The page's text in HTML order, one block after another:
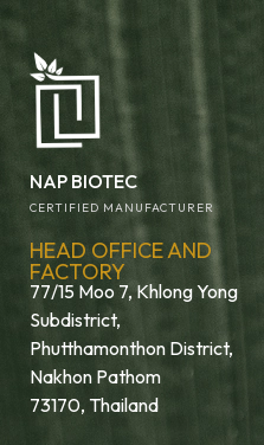
NAP BIOTEC
CERTIFIED MANUFACTURER
HEAD OFFICE AND
FACTORY
77/15 Moo 7, Khlong Yong
Subdistrict,
Phutthamonthon District,
Nakhon Pathom
73170, Thailand